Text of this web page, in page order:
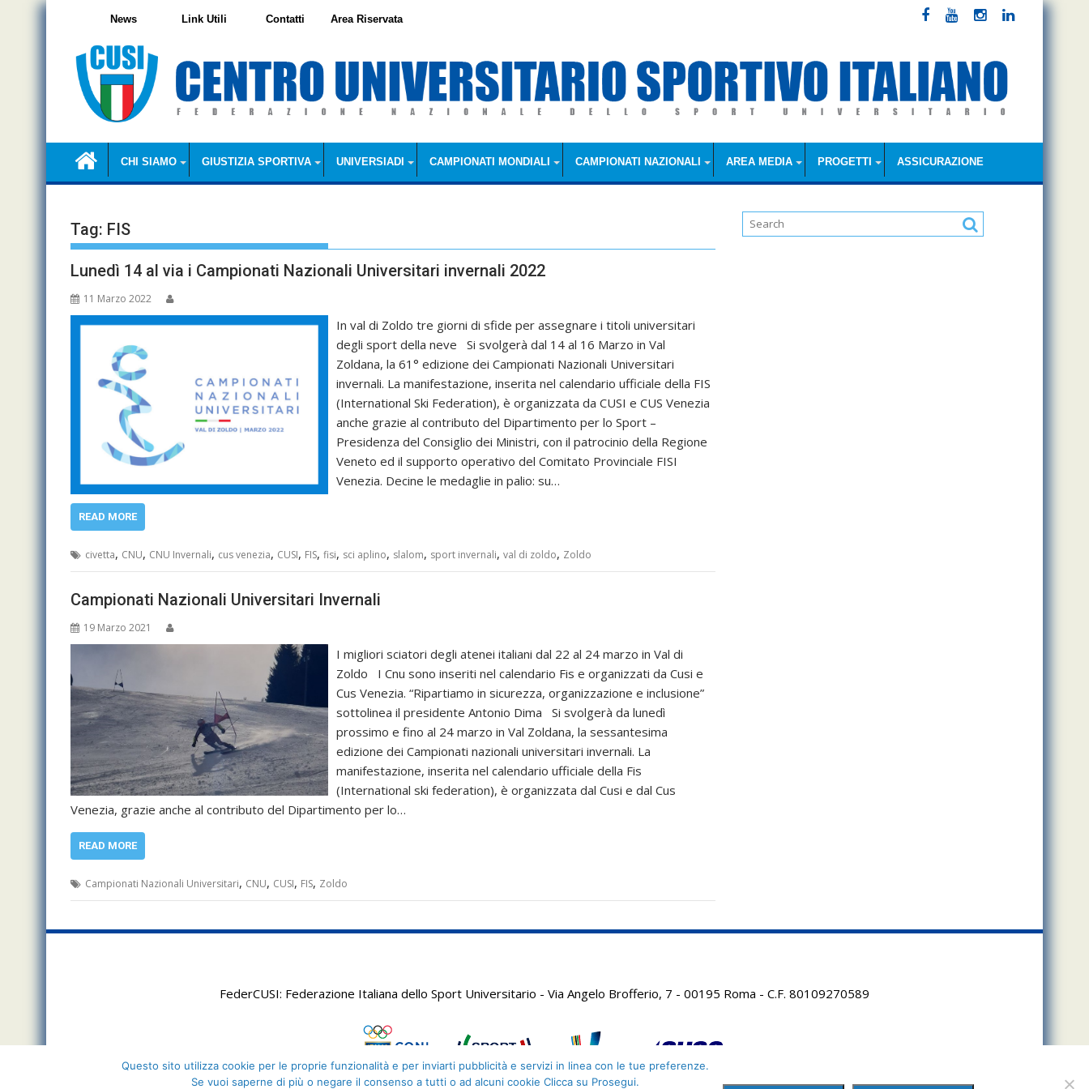
Skip
CHI SIAMO GIUSTIZIA SPORTIVA UNIVERSIADI CAMPIONATI MONDIALI CAMPIONATI NAZIONALI AREA MEDIA PROGETTI ASSICURAZIONE
News Link Utili Contatti Area Riservata
Tag: FIS
Lunedì 14 al via i Campionati Nazionali Universitari invernali 2022
11 Marzo 2022
In val di Zoldo tre giorni di sfide per assegnare i titoli universitari
degli sport della neve Si svolgerà dal 14 al 16 Marzo in Val
Zoldana, la 61° edizione dei Campionati Nazionali Universitari
invernali. La manifestazione, inserita nel calendario ufficiale della FIS
(International Ski Federation), è organizzata da CUSI e CUS Venezia
anche grazie al contributo del Dipartimento per lo Sport –
Presidenza del Consiglio dei Ministri, con il patrocinio della Regione
Veneto ed il supporto operativo del Comitato Provinciale FISI
Venezia. Decine le medaglie in palio: su…
READ MORE
civetta, CNU, CNU Invernali, cus venezia, CUSI, FIS, fisi, sci aplino, slalom, sport invernali, val di zoldo, Zoldo
Campionati Nazionali Universitari Invernali
19 Marzo 2021
I migliori sciatori degli atenei italiani dal 22 al 24 marzo in Val di
Zoldo I Cnu sono inseriti nel calendario Fis e organizzati da Cusi e
Cus Venezia. “Ripartiamo in sicurezza, organizzazione e inclusione”
sottolinea il presidente Antonio Dima Si svolgerà da lunedì
prossimo e fino al 24 marzo in Val Zoldana, la sessantesima
edizione dei Campionati nazionali universitari invernali. La
manifestazione, inserita nel calendario ufficiale della Fis
(International ski federation), è organizzata dal Cusi e dal Cus
Venezia, grazie anche al contributo del Dipartimento per lo…
READ MORE
Campionati Nazionali Universitari, CNU, CUSI, FIS, Zoldo
FederCUSI: Federazione Italiana dello Sport Universitario - Via Angelo Brofferio, 7 - 00195 Roma - C.F. 80109270589
Questo sito utilizza cookie per le proprie funzionalità e per inviarti pubblicità e servizi in linea con le tue preferenze.
Se vuoi saperne di più o negare il consenso a tutti o ad alcuni cookie Clicca su Prosegui.